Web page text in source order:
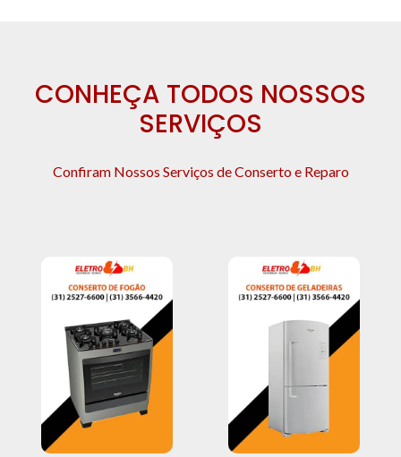
CONHEÇA TODOS NOSSOS
SERVIÇOS
Confiram Nossos Serviços de Conserto e Reparo